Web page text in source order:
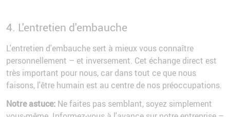
4. L'entretien d'embauche
L'entretien d'embauche sert à mieux vous connaître
personnellement – et inversement. Cet échange direct est
très important pour nous, car dans tout ce que nous
faisons, l'être humain est au centre de nos préoccupations.
Notre astuce: Ne faites pas semblant, soyez simplement